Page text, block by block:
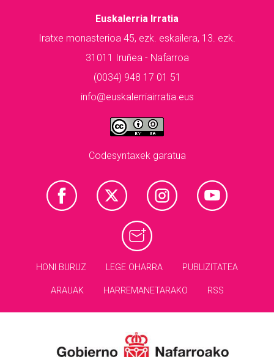
Euskalerria Irratia
Iratxe monasterioa 45, ezk. eskailera, 13. ezk.
31011 Iruñea - Nafarroa
(0034) 948 17 01 51
info@euskalerriairratia.eus
Codesyntaxek garatua
HONI BURUZ LEGE OHARRA PUBLIZITATEA
ARAUAK HARREMANETARAKO RSS